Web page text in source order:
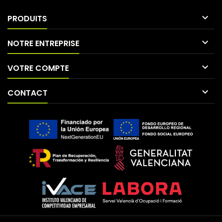
PRODUITS 
NOTRE ENTREPRISE 
VOTRE COMPTE 
CONTACT 